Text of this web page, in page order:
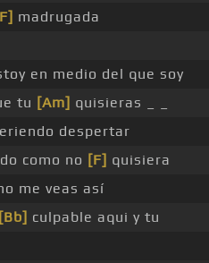
madrugada
en medio del que soy
tu [Am] quisieras _ _
despertar
como no [F] quisiera
me veas así
[Bb] culpable aqui y tu